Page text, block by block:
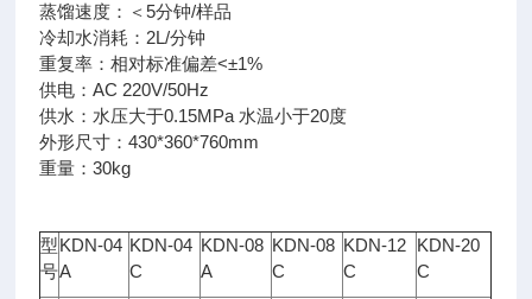
蒸馏速度：＜5分钟/样品
冷却水消耗：2L/分钟
重复率：相对标准偏差<±1%
供电：AC 220V/50Hz
供水：水压大于0.15MPa 水温小于20度
外形尺寸：430*360*760mm
重量：30kg
型
号
KDN-04
A
KDN-04
C
KDN-08
A
KDN-08
C
KDN-12
C
KDN-20
C